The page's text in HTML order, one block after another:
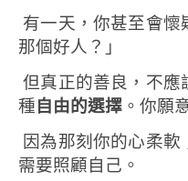
有一天，你甚至會懷
那個好人？」
但真正的善良，不應
種自由的選擇 。 你願
因為那刻你的心柔軟
需要照顧自己。